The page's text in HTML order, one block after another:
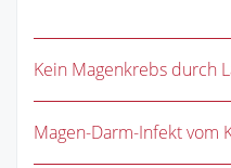
Kein Magenkrebs durch
Magen-Darm-Infekt vom